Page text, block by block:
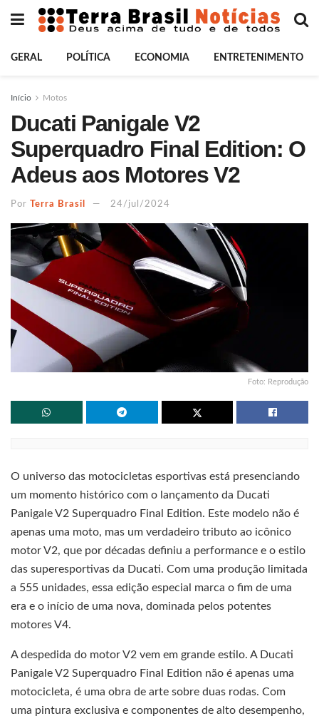
GERAL POLÍTICA ECONOMIA ENTRETENIMENTO
Início Motos
Ducati Panigale V2
Superquadro Final Edition: O
Adeus aos Motores V2
Por Terra Brasil 24/jul/2024
Foto: Reprodução
O universo das motocicletas esportivas está presenciando
um momento histórico com o lançamento da Ducati
Panigale V2 Superquadro Final Edition. Este modelo não é
apenas uma moto, mas um verdadeiro tributo ao icônico
motor V2, que por décadas definiu a performance e o estilo
das superesportivas da Ducati. Com uma produção limitada
a 555 unidades, essa edição especial marca o fim de uma
era e o início de uma nova, dominada pelos potentes
motores V4.
A despedida do motor V2 vem em grande estilo. A Ducati
Panigale V2 Superquadro Final Edition não é apenas uma
motocicleta, é uma obra de arte sobre duas rodas. Com
uma pintura exclusiva e componentes de alto desempenho,